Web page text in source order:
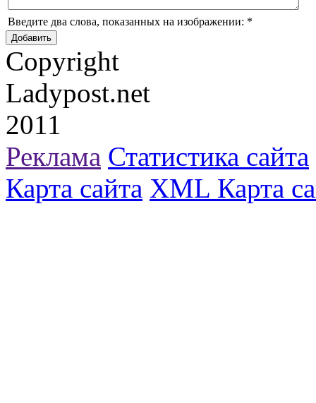
Введите два слова, показанных на изображении: *
Copyright
Ladypost.net
2011
Реклама Статистика сайта
Карта сайта XML Карта